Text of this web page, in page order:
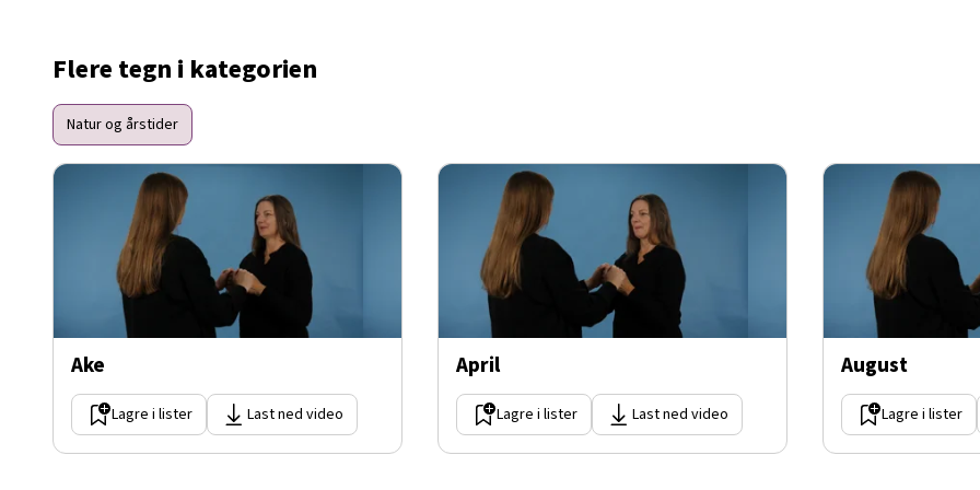
Flere tegn i kategorien
Natur og årstider
Ake
Lagre i lister Last ned video
April
Lagre i lister Last ned video
August
Lagre i lister